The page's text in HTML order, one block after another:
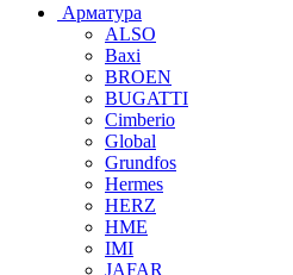
Арматура
ALSO
Baxi
BROEN
BUGATTI
Cimberio
Global
Grundfos
Hermes
HERZ
HME
IMI
JAFAR